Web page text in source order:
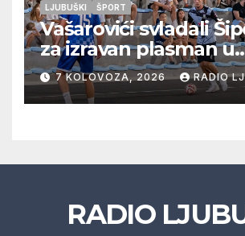
LJUBUŠKI ŠPORT
Vašarovići svladali
za izravan plasman u
četvrtfinale, Grab
prolazak dalje,
večeras počinje
7 KOLOVOZA, 2026 RADIO
RADIO